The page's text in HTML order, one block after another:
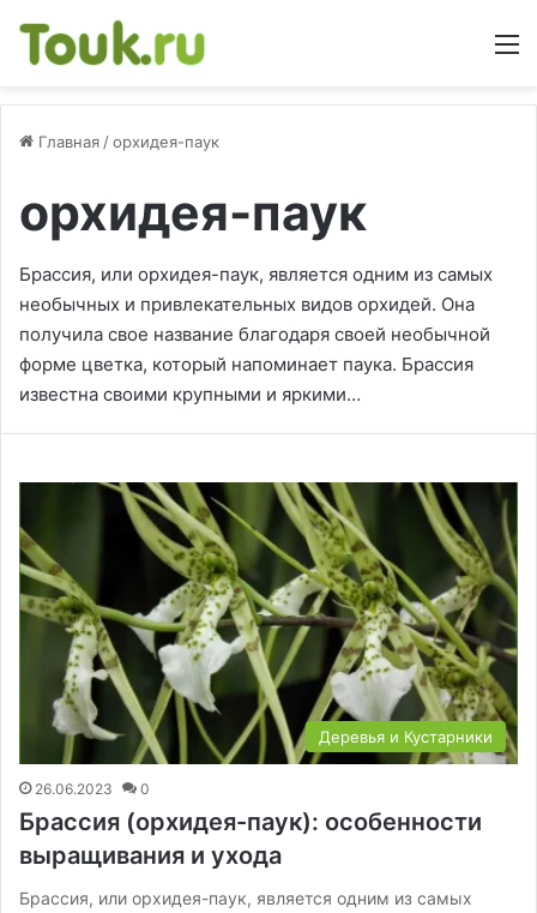
Главная /орхидея-паук
орхидея-паук
Брассия, или орхидея-паук, является одним из самых
необычных и привлекательных видов орхидей. Она
получила свое название благодаря своей необычной
форме цветка, который напоминает паука. Брассия
известна своими крупными и яркими…
Деревья и Кустарники
26.06.2023 0
Брассия (орхидея-паук): особенности
выращивания и ухода
Брассия, или орхидея-паук, является одним из самых